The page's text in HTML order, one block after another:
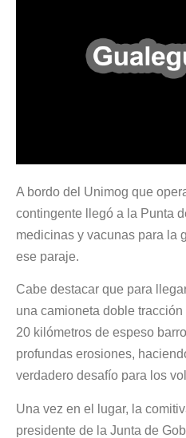
A bordo del Unimog que
contingente llegó a la Punta
medicinas y vacunas para la
ese paraje.
Cabe destacar que para
una camioneta doble
20 kilómetros de espeso
profundas erosiones,
verdadero desafío para los
Una vez en el lugar, la
presidente de la Junta de